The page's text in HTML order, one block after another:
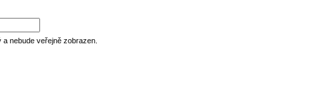
nebude veřejně zobrazen.